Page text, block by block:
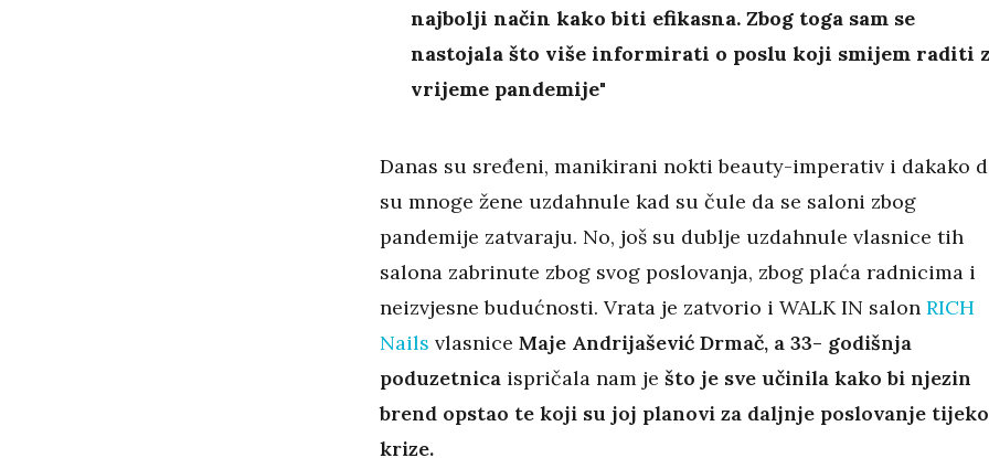
najbolji način kako biti efikasna. Zbog toga sam se
nastojala što više informirati o poslu koji smijem raditi
vrijeme pandemije"
Danas su sređeni, manikirani nokti beauty-imperativ i dakako
su mnoge žene uzdahnule kad su čule da se saloni zbog
pandemije zatvaraju. No, još su dublje uzdahnule vlasnice tih
salona zabrinute zbog svog poslovanja, zbog plaća radnicima i
neizvjesne budućnosti. Vrata je zatvorio i WALK IN salon RICH
Nails vlasnice Maje Andrijašević Drmač, a 33- godišnja
poduzetnica ispričala nam je što je sve učinila kako bi njezin
brend opstao te koji su joj planovi za daljnje poslovanje
krize.